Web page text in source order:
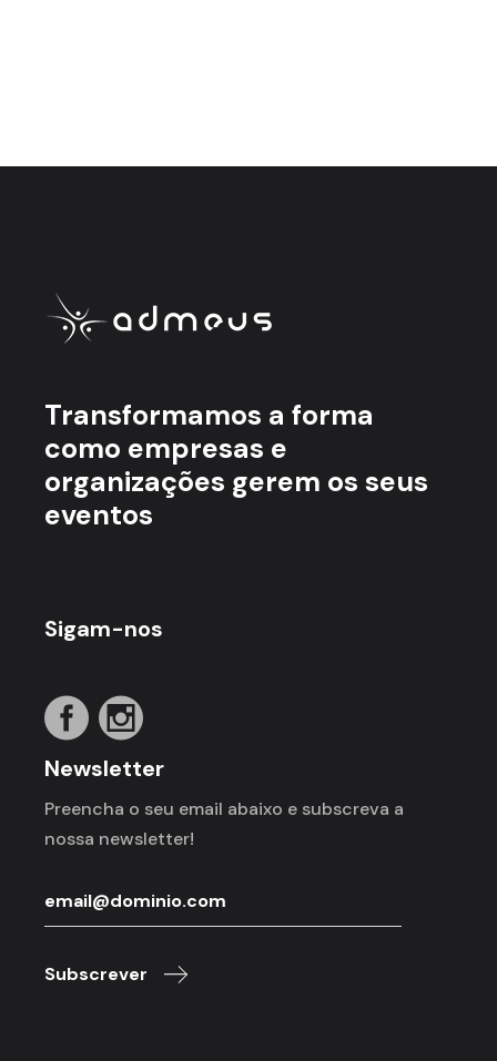
Transformamos a forma
como empresas e
organizações gerem os seus
eventos
Sigam-nos
Newsletter
Preencha o seu email abaixo e subscreva a
nossa newsletter!
Subscrever